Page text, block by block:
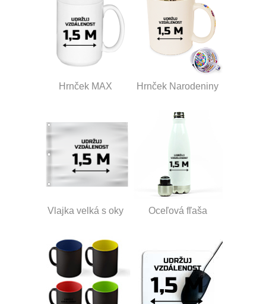
Hrnček MAX Hrnček Narodeniny
Vlajka velká s oky Oceľová fľaša